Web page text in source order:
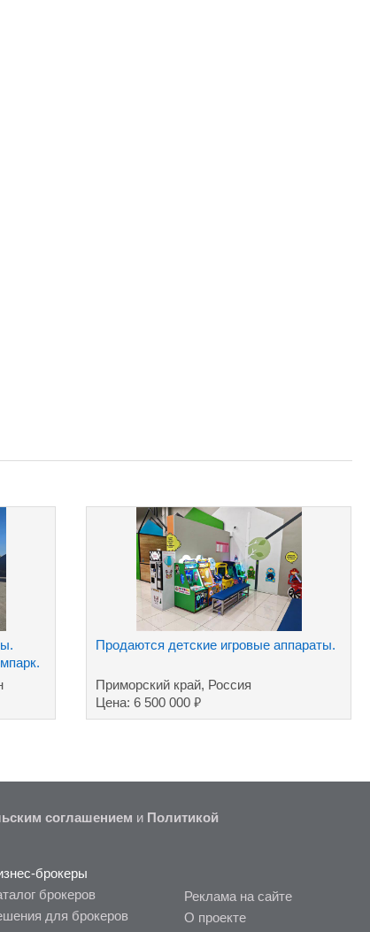
Продаются детские игровые аппараты.
Приморский край, Россия
Цена: 6 500 000₽
соглашением и Политикой
брокеры
брокеров
для брокеров
Реклама на сайте
О проекте